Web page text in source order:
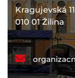
Kragujevská 11
010 01 Žilina